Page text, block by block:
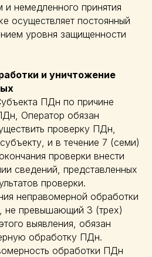
немедленного принятия
осуществляет постоянный
уровня защищенности
и уничтожение
ПДн по причине
Оператор обязан
проверку ПДн,
и в течение 7 (семи)
проверки внести
сведений, представленных
проверки.
неправомерной обработки
не превышающий 3 (трех)
выявления, обязан
обработку ПДн.
обработки ПДн